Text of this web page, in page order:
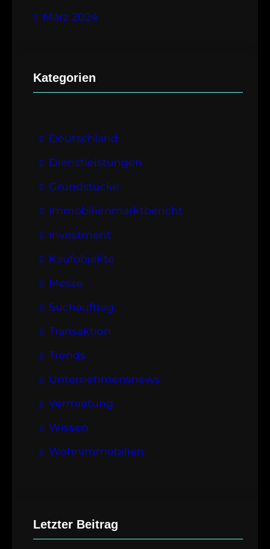
März 2024
Kategorien
Deutschland
Dienstleistungen
Grundstücke
Immobilienmarktbericht
Investment
Kaufobjekte
Messe
Suchauftrag
Transaktion
Trends
Unternehmensnews
Vermietung
Wissen
Wohnimmobilien
Letzter Beitrag